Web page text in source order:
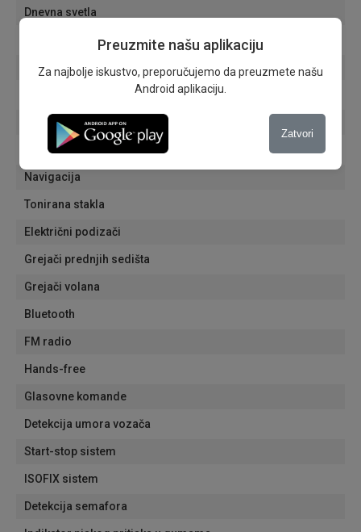
Dnevna svetla
Svetla za maglu
Senzori za svetla
Električni retrovizori
Aluminijumske felne
Navigacija
Tonirana stakla
Električni podizači
Grejači prednjih sedišta
Grejači volana
Bluetooth
FM radio
Hands-free
Glasovne komande
Detekcija umora vozača
Start-stop sistem
ISOFIX sistem
Detekcija semafora
Preuzmite našu aplikaciju
Za najbolje iskustvo, preporučujemo da preuzmete našu
Android aplikaciju.
Zatvori